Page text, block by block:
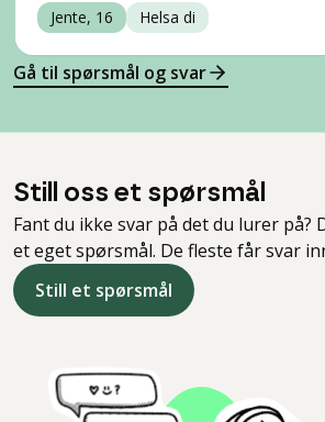
Jente, 16 Helsa di
Gå til spørsmål og svar
Still oss et spørsmål
Fant du ikke svar på det du lurer på?
et eget spørsmål. De fleste får svar
Still et spørsmål